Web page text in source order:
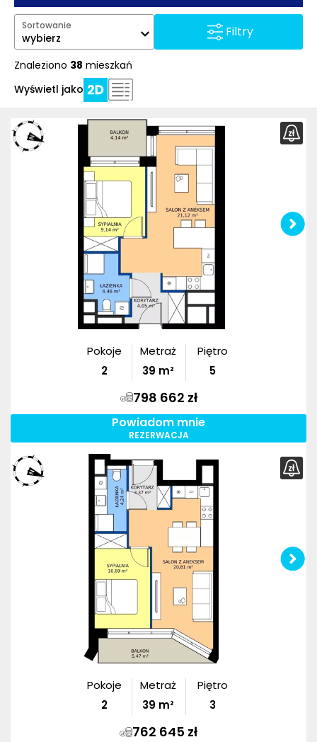
Filtry
Sortowanie
wybierz
Znaleziono 38 mieszkań
Wyświetl jako
Pokoje
2
Metraż
39 m²
Piętro
5
798 662 zł
Powiadom mnie
REZERWACJA
Pokoje
2
Metraż
39 m²
Piętro
3
762 645 zł